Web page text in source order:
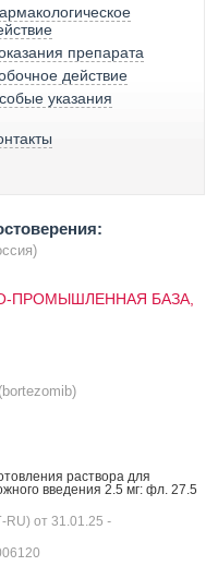
препарата
действие
указания
ПРОМЫШЛЕННАЯ БАЗА,
(bortezomib)
раствора для
введения 2.5 мг: фл. 27.5
от 31.01.25 -